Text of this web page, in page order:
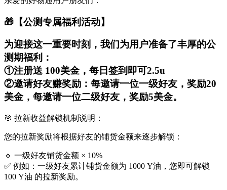
🎁【公测专属福利活动】
为迎接这一重要时刻，我们为用户准备了丰厚的公
测期福利：
①注册送 100美金，每日签到即可2.5u
②邀请好友赚奖励：每邀请一位一级好友，奖励20
美金，每邀请一位二级好友，奖励5美金。
🎯 拉新收益解锁机制说明：
您的拉新奖励将根据好友的铺货金额来逐步解锁：
🔹 一级好友铺货金额 × 10%
✅ 例如：一级好友累计铺货金额为 1000 Y油，您即可解锁
100 Y油 的拉新奖励。